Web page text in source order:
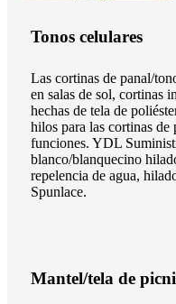
Tonos celulares
Las cortinas de panal/
en salas de sol, cortinas
hechas de tela de
hilos para las cortinas de
funciones. YDL
blanco/blanquecino
repelencia de agua,
Spunlace.
Mantel/tela de